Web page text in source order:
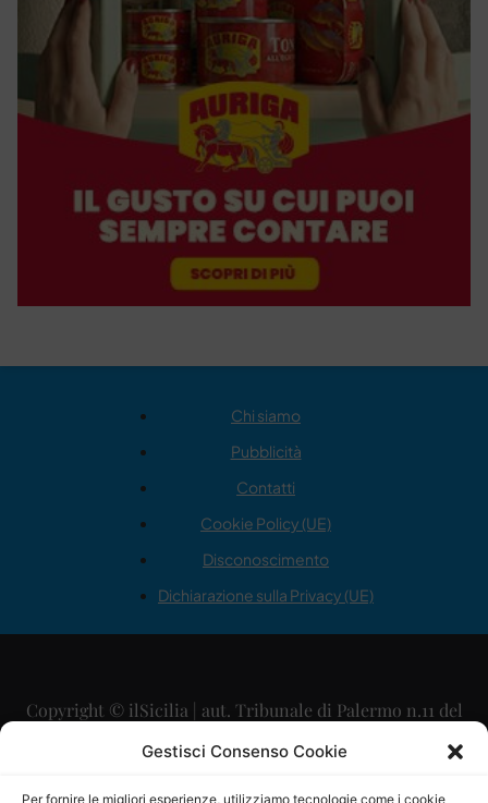
Gestisci Consenso Cookie
Per fornire le migliori esperienze, utilizziamo tecnologie come i cookie
Chi siamo
Pubblicità
Contatti
Cookie Policy (UE)
Disconoscimento
Dichiarazione sulla Privacy (UE)
Copyright © ilSicilia | aut. Tribunale di Palermo n.11 del
29/09/2015